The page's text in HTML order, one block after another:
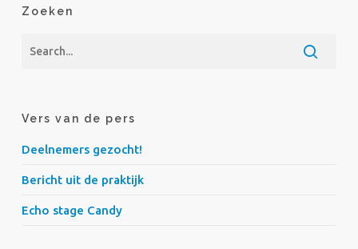
Zoeken
Vers van de pers
Deelnemers gezocht!
Bericht uit de praktijk
Echo stage Candy